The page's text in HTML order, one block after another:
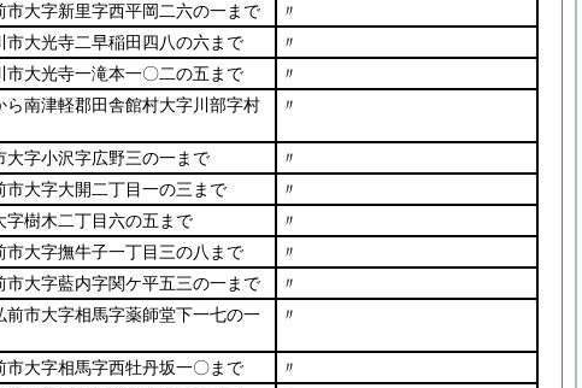
大字新里字西平岡二六の一まで
〃
大光寺二早稲田四八の六まで
〃
大光寺一滝本一〇二の五まで
〃
南津軽郡田舎館村大字川部字村
〃
字小沢字広野三の一まで
〃
大字大開二丁目一の三まで
〃
樹木二丁目六の五まで
〃
大字撫牛子一丁目三の八まで
〃
大字藍内字関ケ平五三の一まで
〃
市大字相馬字薬師堂下一七の一
〃
大字相馬字西牡丹坂一〇まで
〃